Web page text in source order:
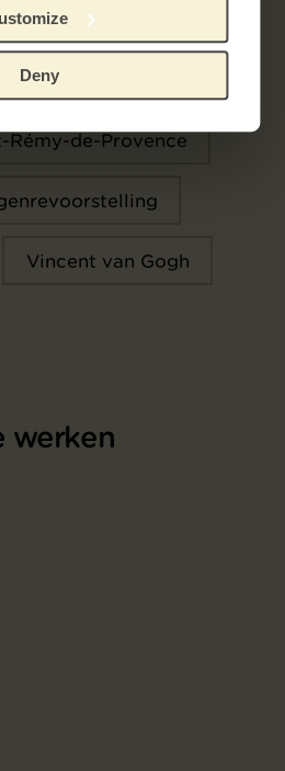
Deny
Rémy-de-Provence
Vincent van Gogh
werken